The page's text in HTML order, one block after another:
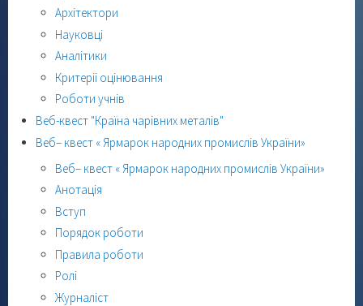
Архітектори
Науковці
Аналітики
Критерії оцінювання
Роботи учнів
Веб-квест "Країна чарівних металів"
Веб– квест « Ярмарок народних промислів України»
Веб– квест « Ярмарок народних промислів України»
Анотація
Вступ
Порядок роботи
Правила роботи
Ролі
Журналіст